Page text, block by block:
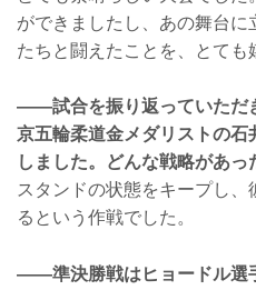
ができましたし、あの舞台
たちと闘えたことを、とても
――試合を振り返っていただ
京五輪柔道金メダリストの
しました。どんな戦略があっ
スタンドの状態をキープし
るという作戦でした。
――準決勝戦はヒョードル選